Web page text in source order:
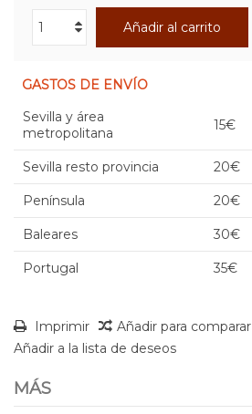
Añadir al carrito
GASTOS DE ENVÍO
Sevilla y área
metropolitana
15€
Sevilla resto provincia 20€
Península 20€
Baleares 30€
Portugal 35€
Imprimir
Añadir para comparar
Añadir a la lista de deseos
MÁS